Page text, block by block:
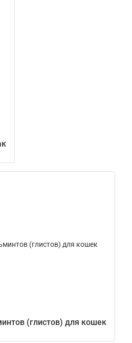
(глистов) для кошек